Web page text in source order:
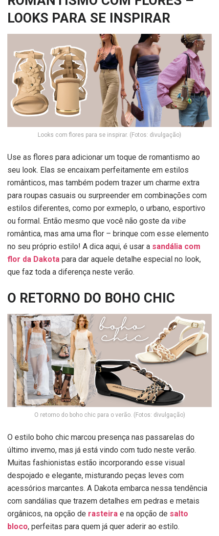
LOOKS PARA SE INSPIRAR
Looks com flores para se inspirar. (Fotos: divulgação)
Use as flores para adicionar um toque de romantismo ao
seu look. Elas se encaixam perfeitamente em estilos
românticos, mas também podem trazer um charme extra
para roupas casuais ou surpreender em combinações com
estilos diferentes, como por exmeplo, o urbano, esportivo
ou formal. Então mesmo que você não goste da vibe
romântica, mas ama uma flor – brinque com esse elemento
no seu próprio estilo! A dica aqui, é usar a sandália com
flor da Dakota para dar aquele detalhe especial no look,
que faz toda a diferença neste verão.
O RETORNO DO BOHO CHIC
O retorno do boho chic para o verão. (Fotos: divulgação)
O estilo boho chic marcou presença nas passarelas do
último inverno, mas já está vindo com tudo neste verão.
Muitas fashionistas estão incorporando esse visual
despojado e elegante, misturando peças leves com
acessórios marcantes. A Dakota embarca nessa tendência
com sandálias que trazem detalhes em pedras e metais
orgânicos, na opção de rasteira e na opção de salto
bloco, perfeitas para quem já quer aderir ao estilo.